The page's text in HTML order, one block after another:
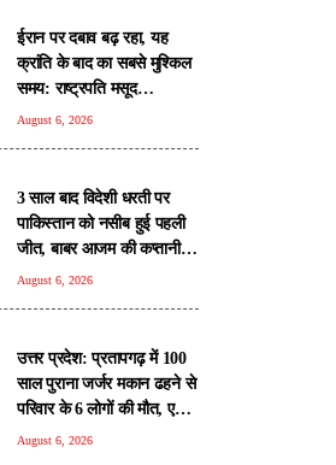
ईरान पर दबाव बढ़ रहा, यह
क्रांति के बाद का सबसे मुश्किल
समय: राष्ट्रपति मसूद
पेजेश्कियन
August 6, 2026
3 साल बाद विदेशी धरती पर
पाकिस्तान को नसीब हुई पहली
जीत, बाबर आजम की कप्तानी में
थमा हार का सिलसिला
August 6, 2026
उत्तर प्रदेश: प्रतापगढ़ में 100
साल पुराना जर्जर मकान ढहने से
परिवार के 6 लोगों की मौत, एक
युवक जिंदा बचा
August 6, 2026